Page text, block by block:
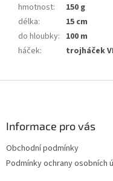
hmotnost:
150 g
délka:
15 cm
do hloubky: 100 m
háček: trojháček
Informace pro vás
Obchodní podmínky
Podmínky ochrany osobních